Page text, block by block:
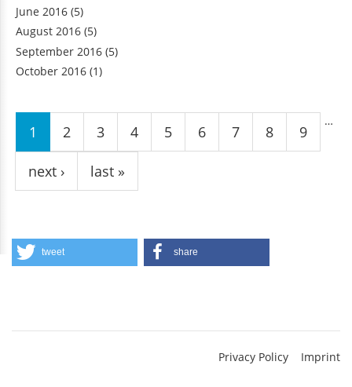
June 2016 (5)
August 2016 (5)
September 2016 (5)
October 2016 (1)
Pages
1 2 3 4 5 6 7 8 9
…
next › last »
tweet share
Privacy Policy Imprint